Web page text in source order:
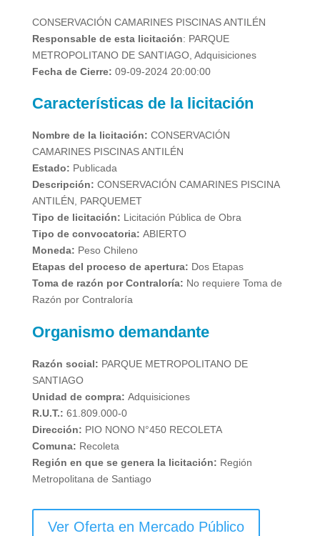
CONSERVACIÓN CAMARINES PISCINAS ANTILÉN
Responsable de esta licitación: PARQUE
METROPOLITANO DE SANTIAGO, Adquisiciones
Fecha de Cierre: 09-09-2024 20:00:00
Características de la licitación
Nombre de la licitación: CONSERVACIÓN
CAMARINES PISCINAS ANTILÉN
Estado: Publicada
Descripción: CONSERVACIÓN CAMARINES PISCINA
ANTILÉN, PARQUEMET
Tipo de licitación: Licitación Pública de Obra
Tipo de convocatoria: ABIERTO
Moneda: Peso Chileno
Etapas del proceso de apertura: Dos Etapas
Toma de razón por Contraloría: No requiere Toma de
Razón por Contraloría
Organismo demandante
Razón social: PARQUE METROPOLITANO DE
SANTIAGO
Unidad de compra: Adquisiciones
R.U.T.: 61.809.000-0
Dirección: PIO NONO N°450 RECOLETA
Comuna: Recoleta
Región en que se genera la licitación: Región
Metropolitana de Santiago
Ver Oferta en Mercado Público